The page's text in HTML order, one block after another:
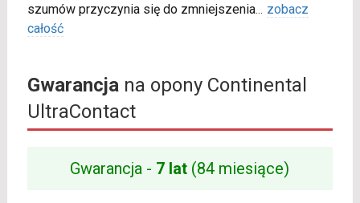
szumów przyczynia się do zmniejszenia... zobacz
całość
Gwarancjana opony Continental
UltraContact
Gwarancja - 7 lat (84 miesiące)